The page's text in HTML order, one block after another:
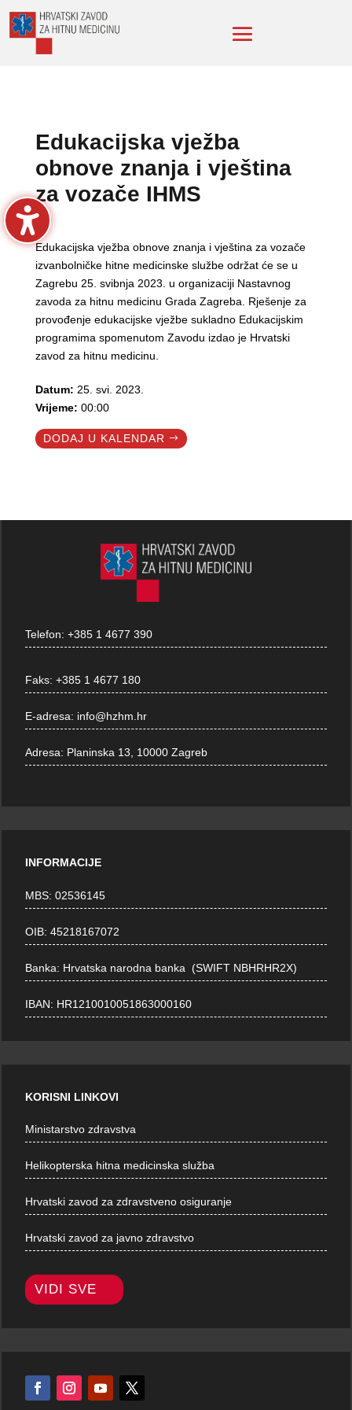
Edukacijska vježba
obnove znanja i vještina
za vozače IHMS
Edukacijska vježba obnove znanja i vještina za vozače
izvanbolničke hitne medicinske službe održat će se u
Zagrebu 25. svibnja 2023. u organizaciji Nastavnog
zavoda za hitnu medicinu Grada Zagreba. Rješenje za
provođenje edukacijske vježbe sukladno Edukacijskim
programima spomenutom Zavodu izdao je Hrvatski
zavod za hitnu medicinu.
Datum: 25. svi. 2023.
Vrijeme: 00:00
DODAJ U KALENDAR
Telefon:+385 1 4677 390
Faks:+385 1 4677 180
E-adresa: info@hzhm.hr
Adresa: Planinska 13, 10000 Zagreb
INFORMACIJE
MBS: 02536145
OIB: 45218167072
Banka: Hrvatska narodna banka (SWIFT NBHRHR2X)
IBAN: HR1210010051863000160
KORISNI LINKOVI
Ministarstvo zdravstva
Helikopterska hitna medicinska služba
Hrvatski zavod za zdravstveno osiguranje
Hrvatski zavod za javno zdravstvo
VIDI SVE